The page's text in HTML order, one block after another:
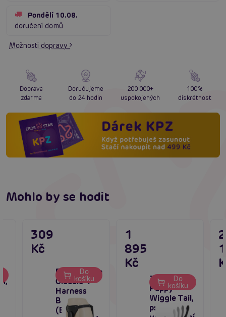
Pondělí 10.08.
doručení domů
Možnosti dopravy
Doprava
zdarma
Doručujeme
do 24 hodin
200 000+
uspokojených
100%
diskrétnost
Mohlo by se hodit
Pretty Love
Claudio 1
Harness
Briefs
(Black),
309
Kč
Do
košíku
TABOOM
Puppy
Wiggle Tail,
psí ocas
1
895
Kč
Do
košíku
2